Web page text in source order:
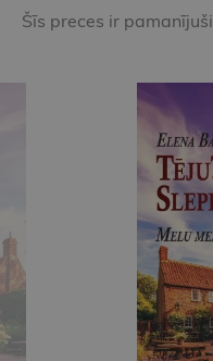
Šīs preces ir